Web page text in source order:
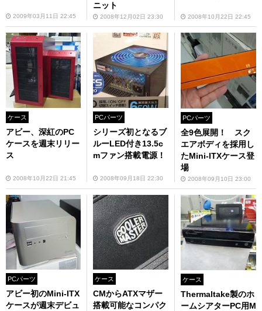
2009年03月11日 22:45
ニット
2008年12月02日 23:30 2008年10月22日 22:45
ケース
アビー、深紅のPC
ケースを週末リリー
ス
2008年10月22日 21:45
PCパーツ
シリーズ初となるブ
ルーLED付き13.5c
mファン搭載電源！
2008年09月18日 22:30
PCパーツ
全9色展開！ スク
エアボディを採用し
たMini-ITXケース登
場
2008年09月10日 23:00
PCパーツ
アビー初のMini-ITX
ケースが週末デビュ
ケース
CMからATXマザー
搭載可能なコンパク
ケース
Thermaltake製のホ
ームシアターPC用M